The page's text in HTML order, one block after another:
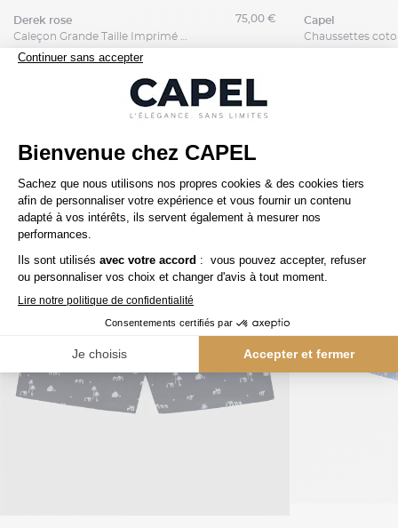
derek rose
75,00 € capel
Nos clients aiment aussi
5ème offert